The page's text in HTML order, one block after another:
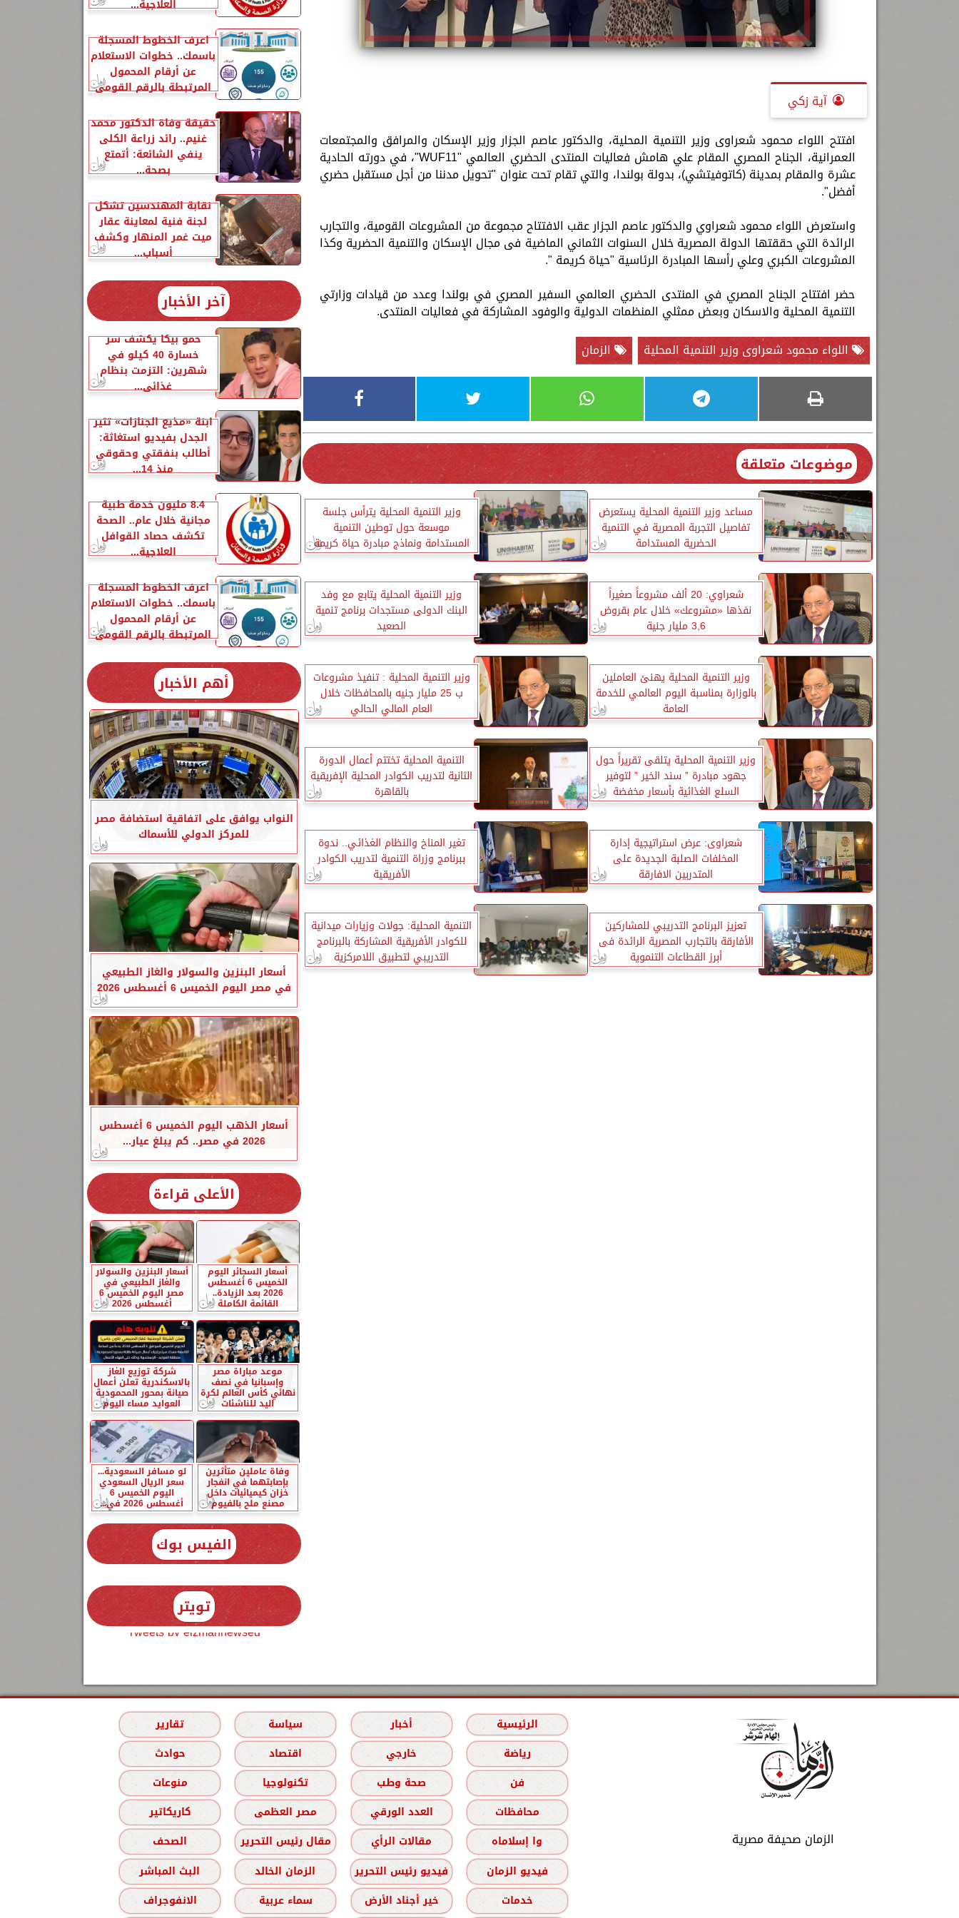
آية زكي
افتتح اللواء محمود شعراوى وزير التنمية المحلية، والدكتور عاصم الجزار وزير الإسكان والمرافق والمجتمعات
العمرانية، الجناح المصري المقام علي هامش فعاليات المنتدى الحضري العالمي "WUF11"، في دورته الحادية
عشرة والمقام بمدينة (كاتوفيتشي)، بدولة بولندا، والتي تقام تحت عنوان "تحويل مدننا من أجل مستقبل حضري
أفضل".
واستعرض اللواء محمود شعراوي والدكتور عاصم الجزار عقب الافتتاح مجموعة من المشروعات القومية، والتجارب
الرائدة التي حققتها الدولة المصرية خلال السنوات الثماني الماضية فى مجال الإسكان والتنمية الحضرية وكذا
المشروعات الكبري وعلي رأسها المبادرة الرئاسية "حياة كريمة ".
حضر افتتاح الجناح المصري في المنتدى الحضري العالمي السفير المصري في بولندا وعدد من قيادات وزارتي
التنمية المحلية والاسكان وبعض ممثلي المنظمات الدولية والوفود المشاركة في فعاليات المنتدى.
اللواء محمود شعراوى وزير التنمية المحلية
الزمان
موضوعات متعلقة
مساعد وزير التنمية المحلية يستعرض
تفاصيل التجربة المصرية في التنمية
الحضرية المستدامة
وزير التنمية المحلية يترأس جلسة
موسعة حول توطين التنمية
المستدامة ونماذج مبادرة حياة كريمة
وبرنامج تنمية الصعيد
شعراوي: 20 ألف مشروعاً صغيراً
نفذها «مشروعك» خلال عام بقروض
3,6 مليار جنية
وزير التنمية المحلية يتابع مع وفد
البنك الدولى مستجدات برنامج تنمية
الصعيد
وزير التنمية المحلية يهنئ العاملين
بالوزارة بمناسبة اليوم العالمي للخدمة
العامة
وزير التنمية المحلية : تنفيذ مشروعات
ب 25 مليار جنيه بالمحافظات خلال
العام المالي الحالي
وزير التنمية المحلية يتلقى تقريراً حول
جهود مبادرة ” سند الخير ” لتوفير
السلع الغذائية بأسعار مخفضة
للمواطنين
التنمية المحلية تختتم أعمال الدورة
الثانية لتدريب الكوادر المحلية الإفريقية
بالقاهرة
شعراوى: عرض استراتيجية إدارة
المخلفات الصلبة الجديدة على
المتدربين الافارقة
تغير المناخ والنظام الغذائي.. ندوة
ببرنامج وزراة التنمية لتدريب الكوادر
الأفريقية
تعزيز البرنامج التدريبي للمشاركين
الأفارقة بالتجارب المصرية الرائدة فى
أبرز القطاعات التنموية
التنمية المحلية: جولات وزيارات ميدانية
للكوادر الأفريقية المشاركة بالبرنامج
التدريبي لتطبيق اللامركزية
العلاجية...
اعرف الخطوط المسجلة
باسمك.. خطوات الاستعلام
عن أرقام المحمول
المرتبطة بالرقم القومي
حقيقة وفاة الدكتور محمد
غنيم.. رائد زراعة الكلى
ينفي الشائعة: أتمتع
بصحة...
نقابة المهندسين تشكل
لجنة فنية لمعاينة عقار
ميت غمر المنهار وكشف
أسباب...
آخر الأخبار
حمو بيكا يكشف سر
خسارة 40 كيلو في
شهرين: التزمت بنظام
غذائي...
ابنة «مذيع الجنازات» تثير
الجدل بفيديو استغاثة:
أطالب بنفقتي وحقوقي
منذ 14...
8.4 مليون خدمة طبية
مجانية خلال عام.. الصحة
تكشف حصاد القوافل
العلاجية...
اعرف الخطوط المسجلة
باسمك.. خطوات الاستعلام
عن أرقام المحمول
المرتبطة بالرقم القومي
أهم الأخبار
النواب يوافق على اتفاقية استضافة مصر
للمركز الدولي للأسماك
أسعار البنزين والسولار والغاز الطبيعي
في مصر اليوم الخميس 6 أغسطس 2026
أسعار الذهب اليوم الخميس 6 أغسطس
2026 في مصر.. كم يبلغ عيار...
الأعلى قراءة
أسعار السجائر اليوم
الخميس 6 أغسطس
2026 بعد الزيادة..
القائمة الكاملة
أسعار البنزين والسولار
والغاز الطبيعي في
مصر اليوم الخميس 6
أغسطس 2026
موعد مباراة مصر
وإسبانيا في نصف
نهائي كأس العالم لكرة
اليد للناشئات
شركة توزيع الغاز
بالاسكندرية تعلن أعمال
صيانة بمحور المحمودية
العوايد مساء اليوم
وفاة عاملين متأثرين
بإصابتهما في انفجار
خزان كيميائيات داخل
مصنع ملح بالفيوم
لو مسافر السعودية...
سعر الريال السعودي
اليوم الخميس 6
أغسطس 2026 في...
الفيس بوك
تويتر
Tweets by elzmannewseg
الزمان صحيفة مصرية
الرئيسية أخبار سياسة
تقارير
رياضة
خارجي اقتصاد
حوادث
فن
صحة وطب تكنولوجيا
منوعات
محافظات
العدد الورقي مصر العظمى
كاريكاتير
وا إسلاماه
مقالات الرأي مقال رئيس التحرير
الصحف
فيديو الزمان
فيديو رئيس التحرير الزمان الخالد
البث المباشر
خدمات
خير أجناد الأرض سماء عربية الانفوجراف